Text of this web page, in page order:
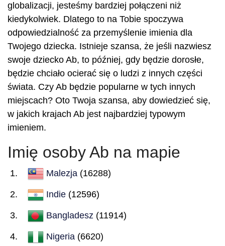
globalizacji, jesteśmy bardziej połączeni niż
kiedykolwiek. Dlatego to na Tobie spoczywa
odpowiedzialność za przemyślenie imienia dla
Twojego dziecka. Istnieje szansa, że jeśli nazwiesz
swoje dziecko Ab, to później, gdy będzie dorosłe,
będzie chciało ocierać się o ludzi z innych części
świata. Czy Ab będzie popularne w tych innych
miejscach? Oto Twoja szansa, aby dowiedzieć się,
w jakich krajach Ab jest najbardziej typowym
imieniem.
Imię osoby Ab na mapie
Malezja (16288)
Indie (12596)
Bangladesz (11914)
Nigeria (6620)